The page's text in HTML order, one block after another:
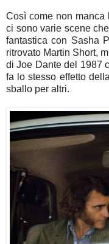
Così come non manca
ci sono varie scene
fantastica con Sasha
ritrovato Martin Short,
di Joe Dante del 1987
fa lo stesso effetto
sballo per altri.